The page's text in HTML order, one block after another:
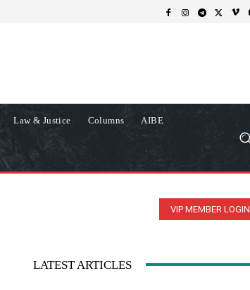
Law & Justice Columns AIBE
VIP MEMBER LOGIN
LATEST ARTICLES